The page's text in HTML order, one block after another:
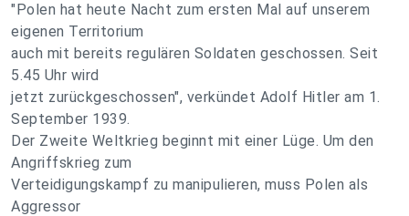
"Polen hat heute Nacht zum ersten Mal auf unserem
eigenen Territorium
auch mit bereits regulären Soldaten geschossen. Seit
5.45 Uhr wird
jetzt zurückgeschossen", verkündet Adolf Hitler am 1.
September 1939.
Der Zweite Weltkrieg beginnt mit einer Lüge. Um den
Angriffskrieg zum
Verteidigungskampf zu manipulieren, muss Polen als
Aggressor